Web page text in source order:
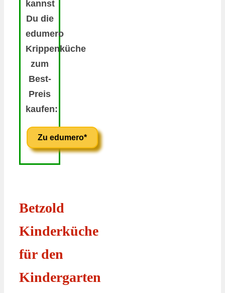
kannst
Du die
edumero
Krippenküche
zum
Best-
Preis
kaufen:
Zu edumero*
Betzold
Kinderküche
für den
Kindergarten